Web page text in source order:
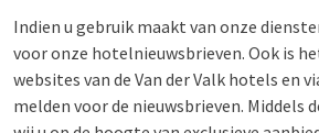
Indien u gebruik maakt van onze
voor onze hotelnieuwsbrieven. Ook is
websites van de Van der Valk hotels en
melden voor de nieuwsbrieven. Middels